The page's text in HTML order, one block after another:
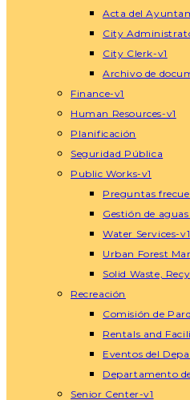
Acta del
City
City Clerk-v1
Archivo de
Finance-v1
Human Resources-v1
Planificación
Seguridad Pública
Public Works-v1
Preguntas
Gestión de
Water Services-v1
Urban Forest
Solid Waste,
Recreación
Comisión de
Rentals and
Eventos del
Departamento
Senior Center-v1